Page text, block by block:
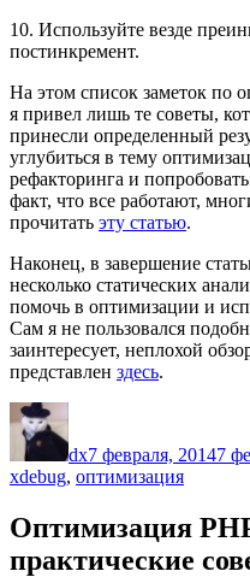
10. Используйте везде
постинкремент.
На этом список заметок по
я привел лишь те советы,
принесли определенный
углубиться в тему
рефакторинга и
факт, что все работают,
прочитать эту статью.
Наконец, в завершение
несколько статических
помочь в оптимизации и
Сам я не пользовался
заинтересует, неплохой
представлен здесь.
dx7 февраля, 20147
xdebug, оптимизация
Оптимизация
практические